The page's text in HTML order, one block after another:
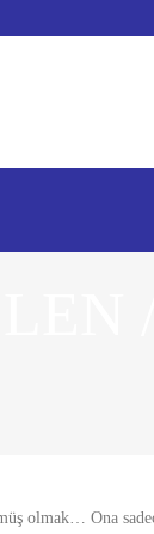
/
olmak… Ona